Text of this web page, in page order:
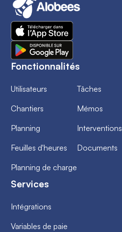
Fonctionnalités
Utilisateurs
Chantiers
Planning
Feuilles d'heures
Planning de charge
Tâches
Mémos
Interventions
Documents
Services
Intégrations
Variables de paie